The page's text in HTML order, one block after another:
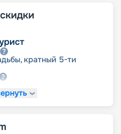
кратный 5-ти